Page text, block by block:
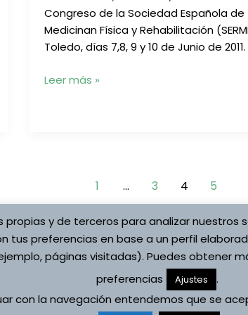
Congreso de la Sociedad Española de
Medicinan Física y Rehabilitación
Toledo, días 7,8, 9 y 10 de Junio de 2011.
Póster:
tipo
Erb.
A
Propósito
un
Leer más »
1 … 3 4 5
Copyright ©
Vojta
propias y de terceros para analizar nuestros
tus preferencias en base a un perfil
páginas visitadas). Puedes obtener
preferencias
Ajustes
.
con la navegación entendemos que se